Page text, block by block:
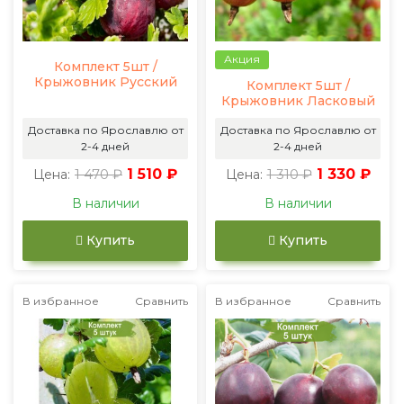
Комплект 5шт /
Крыжовник Русский
Доставка по Ярославлю от
2-4 дней
Цена: 1 470 ₽ 1 510 ₽
В наличии
Купить
Акция
Комплект 5шт /
Крыжовник Ласковый
Доставка по Ярославлю от
2-4 дней
Цена: 1 310 ₽ 1 330 ₽
В наличии
Купить
В избранное Сравнить В избранное Сравнить